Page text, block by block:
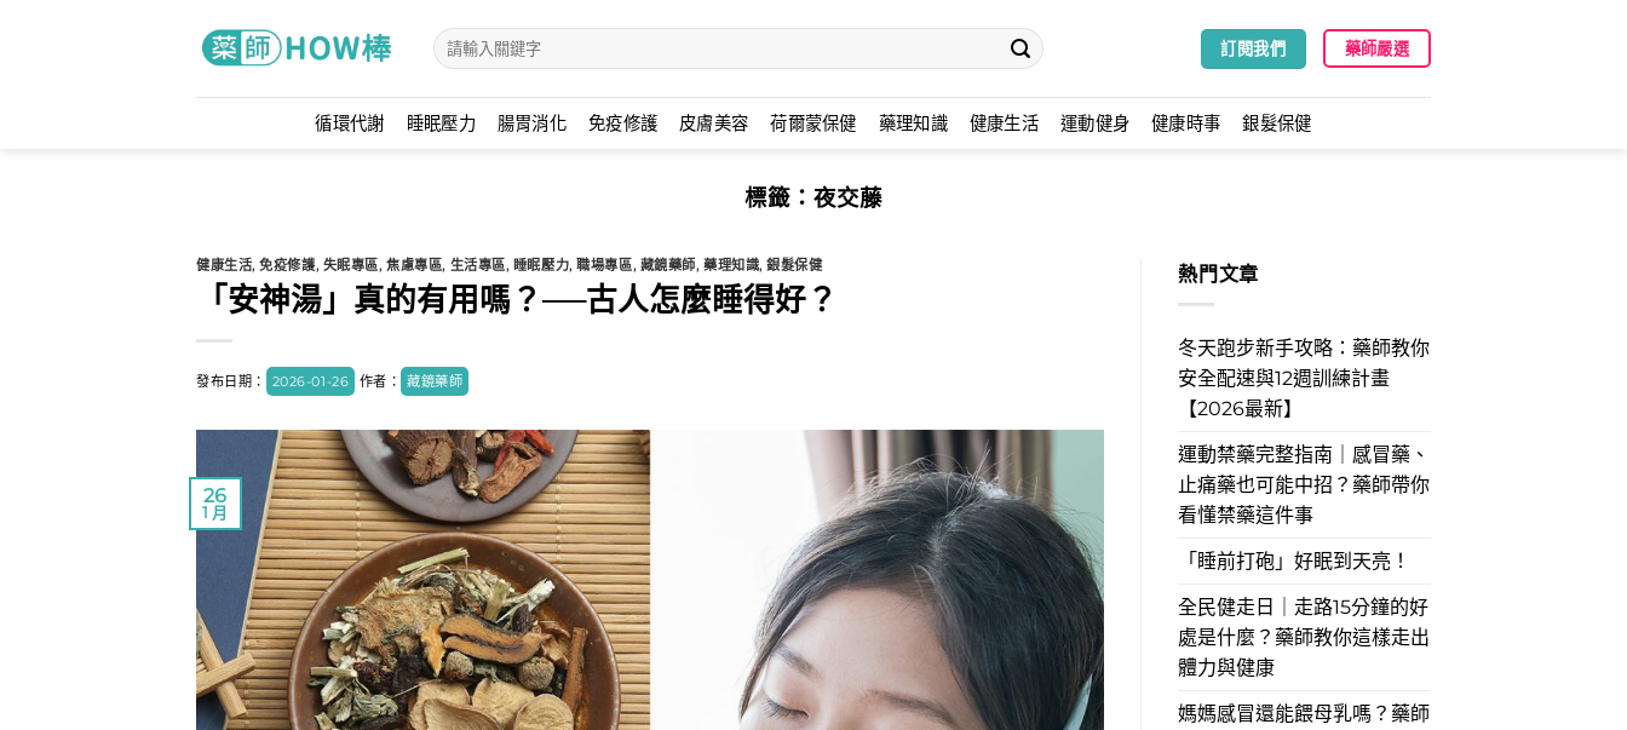
訂閱我們 藥師嚴選
循環代謝 睡眠壓力 腸胃消化 免疫修護 皮膚美容 荷爾蒙保健 藥理知識 健康生活 運動健身 健康時事 銀髮保健
標籤： 夜交藤
健康生活,免疫修護, 失眠專區,焦慮專區, 生活專區, 睡眠壓力,職場專區, 藏鏡藥師, 藥理知識,銀髮保健
「安神湯」真的有用嗎？──古人怎麼睡得好？
發布日期： 2026-01-26 作者： 藏鏡藥師
26
1 月
熱門文章
冬天跑步新手攻略：藥師教你
安全配速與12週訓練計畫
【2026最新】
運動禁藥完整指南｜感冒藥、
止痛藥也可能中招？藥師帶你
看懂禁藥這件事
「睡前打砲」好眠到天亮！
全民健走日｜走路15分鐘的好
處是什麼？藥師教你這樣走出
體力與健康
媽媽感冒還能餵母乳嗎？藥師